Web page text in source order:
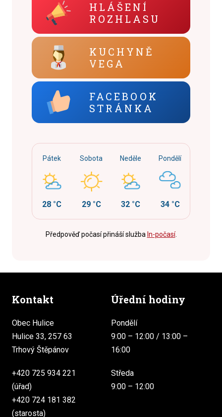
HLÁŠENÍ
ROZHLASU
KUCHYNĚ
VEGA
FACEBOOK
STRÁNKA
Pátek
28 °C
Sobota
29 °C
Neděle
32 °C
Pondělí
34 °C
Předpověď počasí přináší služba In-počasí.
Kontakt
Obec Hulice
Hulice 33, 257 63
Trhový Štěpánov
+420 725 934 221
(úřad)
+420 724 181 382
(starosta)
Úřední hodiny
Pondělí
9:00 – 12:00 / 13:00 –
16:00
Středa
9:00 – 12:00